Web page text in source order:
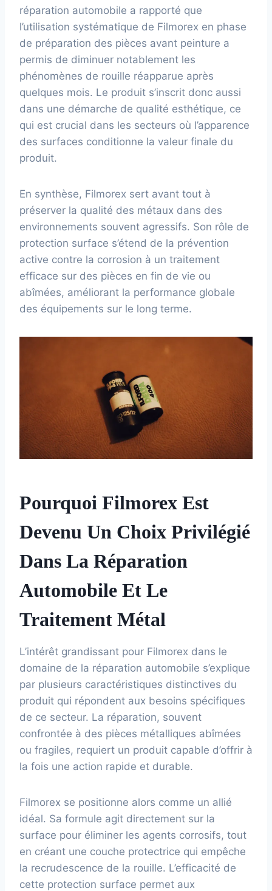
réparation automobile a rapporté que
l’utilisation systématique de Filmorex en phase
de préparation des pièces avant peinture a
permis de diminuer notablement les
phénomènes de rouille réapparue après
quelques mois. Le produit s’inscrit donc aussi
dans une démarche de qualité esthétique, ce
qui est crucial dans les secteurs où l’apparence
des surfaces conditionne la valeur finale du
produit.
En synthèse, Filmorex sert avant tout à
préserver la qualité des métaux dans des
environnements souvent agressifs. Son rôle de
protection surface s’étend de la prévention
active contre la corrosion à un traitement
efficace sur des pièces en fin de vie ou
abîmées, améliorant la performance globale
des équipements sur le long terme.
Pourquoi Filmorex Est
Devenu Un Choix Privilégié
Dans La Réparation
Automobile Et Le
Traitement Métal
L’intérêt grandissant pour Filmorex dans le
domaine de la réparation automobile s’explique
par plusieurs caractéristiques distinctives du
produit qui répondent aux besoins spécifiques
de ce secteur. La réparation, souvent
confrontée à des pièces métalliques abîmées
ou fragiles, requiert un produit capable d’offrir à
la fois une action rapide et durable.
Filmorex se positionne alors comme un allié
idéal. Sa formule agit directement sur la
surface pour éliminer les agents corrosifs, tout
en créant une couche protectrice qui empêche
la recrudescence de la rouille. L’efficacité de
cette protection surface permet aux